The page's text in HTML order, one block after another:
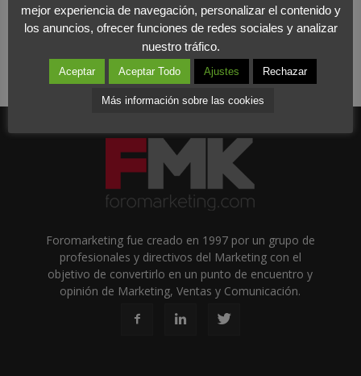
Foromarketing fue creado en 1997 por un grupo de
profesionales y directivos del Marketing con el
objetivo de convertirlo en un punto de encuentro y
opinión de Marketing, Ventas y Comunicación.
mejor experiencia de navegación, personalizar el contenido y
los anuncios, ofrecer funciones de redes sociales y analizar
nuestro tráfico.
Aceptar Aceptar Todo Ajustes Rechazar
Más información sobre las cookies